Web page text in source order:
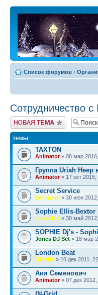
Список форумов ‹
Сотрудничество
Новая тема
ТЕМЫ
TAXTON
Animator» 08 мар
Группа Uriah
Animator» 17 окт 2015,
Secret Service
Bertinom » 30 июн
Sophie Ellis-Bextor
pocxoico » 30 май
SOPHIE Dj's -
Jones DJ Set » 18 мар
London Beat
Girlefis » 10 дек 2011,
Аня Семенович
Animator» 07 дек 2012,